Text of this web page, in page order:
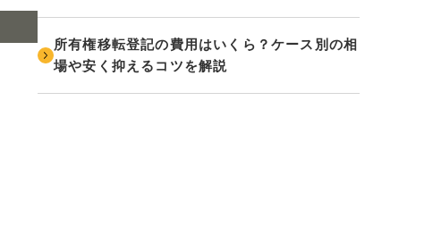
所有権移転登記の費用はいくら？ケース別の相
場や安く抑えるコツを解説